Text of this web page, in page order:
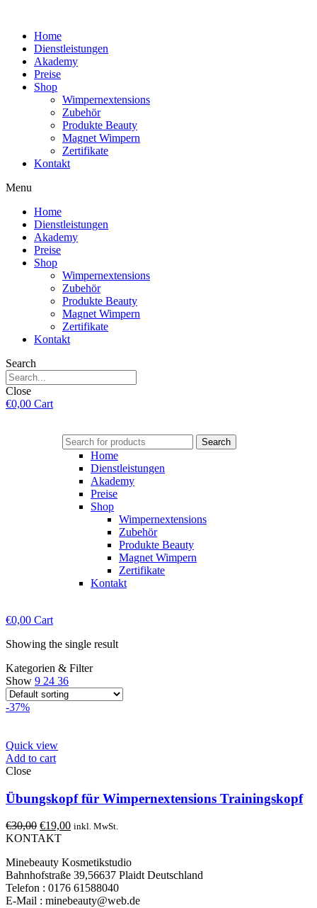
Home
Dienstleistungen
Akademy
Preise
Shop
Wimpernextensions
Zubehör
Produkte Beauty
Magnet Wimpern
Zertifikate
Kontakt
Menu
Home
Dienstleistungen
Akademy
Preise
Shop
Wimpernextensions
Zubehör
Produkte Beauty
Magnet Wimpern
Zertifikate
Kontakt
Search
Close
€0,00 Cart
Search
Home
Dienstleistungen
Akademy
Preise
Shop
Wimpernextensions
Zubehör
Produkte Beauty
Magnet Wimpern
Zertifikate
Kontakt
€0,00 Cart
Showing the single result
Kategorien & Filter
Show 9 24 36
-37%
Quick view
Add to cart
Close
Übungskopf für Wimpernextensions Trainingskopf
€30,00 €19,00 inkl. MwSt.
KONTAKT
Minebeauty Kosmetikstudio
Bahnhofstraße 39,56637 Plaidt Deutschland
Telefon : ‭‭0176 61588040‬‬
E-Mail : minebeauty@web.de